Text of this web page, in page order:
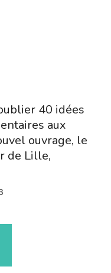
40 idées
aux
ouvrage, le
de Lille,